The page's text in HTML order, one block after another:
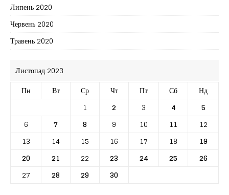
Липень 2020
Червень 2020
Травень 2020
Листопад 2023
Пн
Вт Ср Чт Пт Сб
Нд
1
2 3 4
5
6
7 8 9 10 11
12
13
14 15 16 17 18
19
20
21 22 23 24 25
26
27
28 29
30